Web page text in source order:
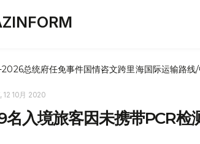
2026总统府任免事件国情咨文跨里海国际运输路线
12 10月 2020
名入境旅客因未携带PCR检